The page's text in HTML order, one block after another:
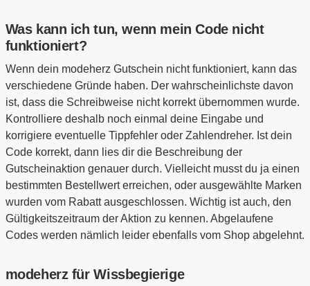
Was kann ich tun, wenn mein Code nicht
funktioniert?
Wenn dein modeherz Gutschein nicht funktioniert, kann das
verschiedene Gründe haben. Der wahrscheinlichste davon
ist, dass die Schreibweise nicht korrekt übernommen wurde.
Kontrolliere deshalb noch einmal deine Eingabe und
korrigiere eventuelle Tippfehler oder Zahlendreher. Ist dein
Code korrekt, dann lies dir die Beschreibung der
Gutscheinaktion genauer durch. Vielleicht musst du ja einen
bestimmten Bestellwert erreichen, oder ausgewählte Marken
wurden vom Rabatt ausgeschlossen. Wichtig ist auch, den
Gültigkeitszeitraum der Aktion zu kennen. Abgelaufene
Codes werden nämlich leider ebenfalls vom Shop abgelehnt.
modeherz für Wissbegierige